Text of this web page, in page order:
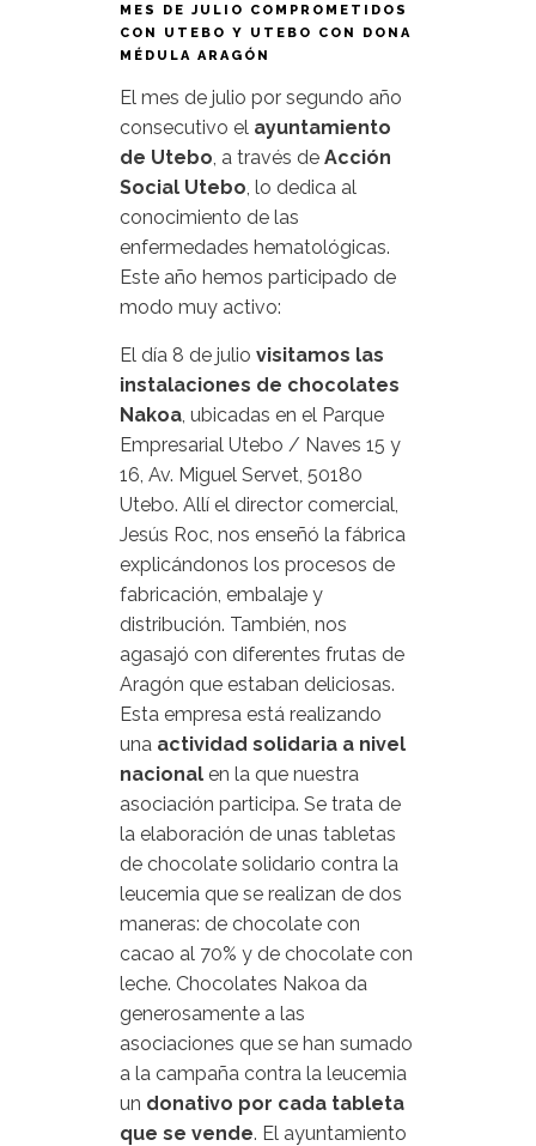
MES DE JULIO COMPROMETIDOS
CON UTEBO Y UTEBO CON DONA
MÉDULA ARAGÓN
El mes de julio por segundo año
consecutivo el ayuntamiento
de Utebo, a través de Acción
Social Utebo, lo dedica al
conocimiento de las
enfermedades hematológicas.
Este año hemos participado de
modo muy activo:
El día 8 de julio visitamos las
instalaciones de chocolates
Nakoa, ubicadas en el Parque
Empresarial Utebo / Naves 15 y
16, Av. Miguel Servet, 50180
Utebo. Allí el director comercial,
Jesús Roc, nos enseñó la fábrica
explicándonos los procesos de
fabricación, embalaje y
distribución. También, nos
agasajó con diferentes frutas de
Aragón que estaban deliciosas.
Esta empresa está realizando
una actividad solidaria a nivel
nacional en la que nuestra
asociación participa. Se trata de
la elaboración de unas tabletas
de chocolate solidario contra la
leucemia que se realizan de dos
maneras: de chocolate con
cacao al 70% y de chocolate con
leche. Chocolates Nakoa da
generosamente a las
asociaciones que se han sumado
a la campaña contra la leucemia
un donativo por cada tableta
que se vende. El ayuntamiento